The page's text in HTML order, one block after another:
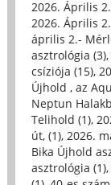
2026. Április
2026. Április
április 2.-
asztrológia (3),
csíziója (15),
Újhold , az
Neptun
Telihold (1),
út, (1), 2026.
Bika Újhold
asztrológia (1),